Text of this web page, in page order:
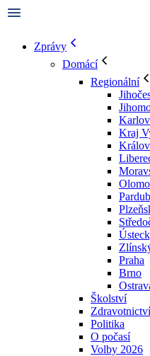
Zprávy
Domácí
Regionální
Kraj
Praha
Brno
Školství
Zdravotnictví
Politika
O počasí
Volby 2026